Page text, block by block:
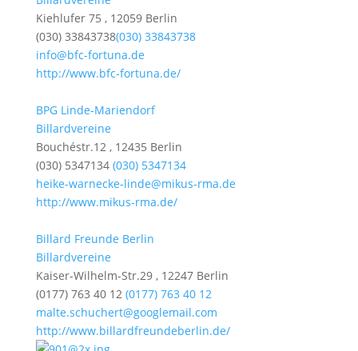
Kiehlufer 75 , 12059 Berlin
(030) 33843738(030) 33843738
info@bfc-fortuna.de
http://www.bfc-fortuna.de/
BPG Linde-Mariendorf
Billardvereine
Bouchéstr.12 , 12435 Berlin
(030) 5347134 (030) 5347134
heike-warnecke-linde@mikus-rma.de
http://www.mikus-rma.de/
Billard Freunde Berlin
Billardvereine
Kaiser-Wilhelm-Str.29 , 12247 Berlin
(0177) 763 40 12 (0177) 763 40 12
malte.schuchert@googlemail.com
http://www.billardfreundeberlin.de/